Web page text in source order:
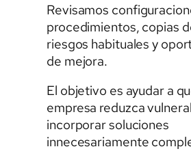
Revisamos
procedimientos, copias
riesgos habituales y
de mejora.
El objetivo es ayudar a
empresa reduzca
incorporar soluciones
innecesariamente